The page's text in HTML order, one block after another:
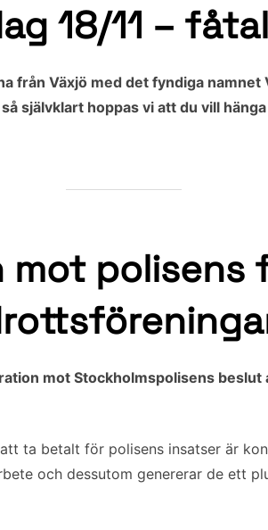
18/11 –
från Växjö med det fyndiga namnet
självklart hoppas vi att du vill
mot polisens
mot Stockholmspolisens beslut
ta betalt för polisens insatser är
och dessutom genererar de ett